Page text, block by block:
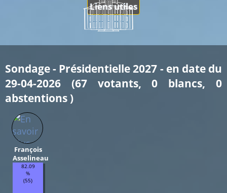
Liens utiles
Sondage - Présidentielle 2027 - en date du
29-04-2026 (67 votants, 0 blancs, 0
abstentions )
François
Asselineau
82.09
%
(55)